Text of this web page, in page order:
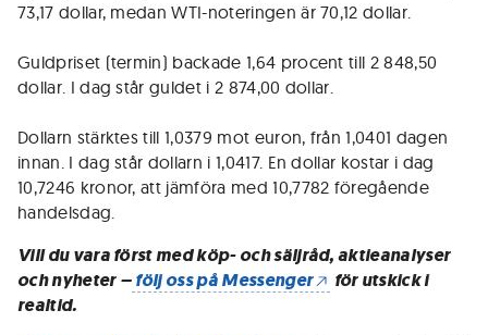
73,17 dollar, medan WTI-noteringen är 70,12 dollar.
Guldpriset (termin) backade 1,64 procent till 2 848,50
dollar. I dag står guldet i 2 874,00 dollar.
Dollarn stärktes till 1,0379 mot euron, från 1,0401 dagen
innan. I dag står dollarn i 1,0417. En dollar kostar i dag
10,7246 kronor, att jämföra med 10,7782 föregående
handelsdag.
Vill du vara först med köp- och säljråd, aktieanalyser
och nyheter –följ oss på Messenger
för utskick i
realtid.